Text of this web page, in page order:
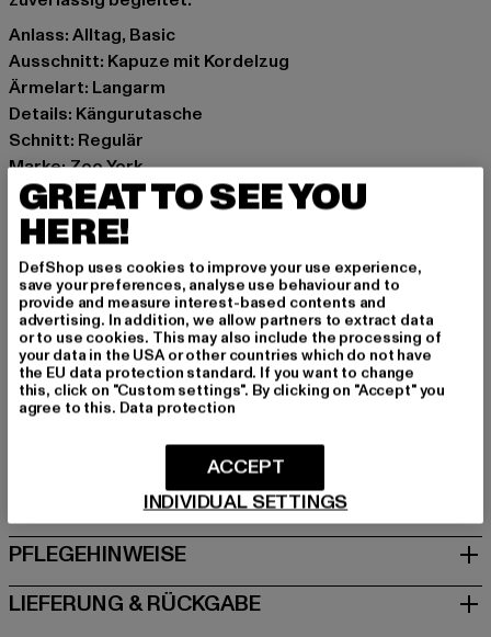
Anlass: Alltag, Basic
Ausschnitt: Kapuze mit Kordelzug
Ärmelart: Langarm
Details: Kängurutasche
Schnitt: Regulär
Marke: Zoo York
Kat.: Hoodies
Farbe: blau
Hersteller Farbe: mint
Materialzusammensetzung: 70% Baumwolle, 30%
Polyester
Art.Nr: 60210069-00348
Hersteller: TB International GmbH |info@tbint.de
Dr.-Robert-Murjahn-Straße 7 | 64372 Ober-Ramstadt |
GRÖSSE & PASSFORM
PFLEGEHINWEISE
LIEFERUNG & RÜCKGABE
GREAT TO SEE YOU
HERE!
DefShop uses cookies to improve your use experience,
save your preferences, analyse use behaviour and to
provide and measure interest-based contents and
advertising. In addition, we allow partners to extract data
or to use cookies. This may also include the processing of
your data in the USA or other countries which do not have
the EU data protection standard. If you want to change
this, click on "Custom settings". By clicking on "Accept" you
agree to this. Data protection
INDIVIDUAL SETTINGS
ACCEPT